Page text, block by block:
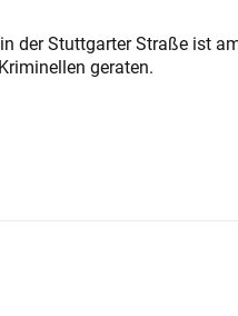
der Stuttgarter Straße ist
geraten.